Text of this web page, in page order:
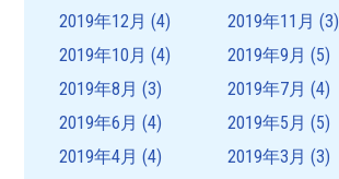
2019年12月 (4) 2019年11月 (3)
2019年10月 (4) 2019年9月 (5)
2019年8月 (3) 2019年7月 (4)
2019年6月 (4) 2019年5月 (5)
2019年4月 (4) 2019年3月 (3)